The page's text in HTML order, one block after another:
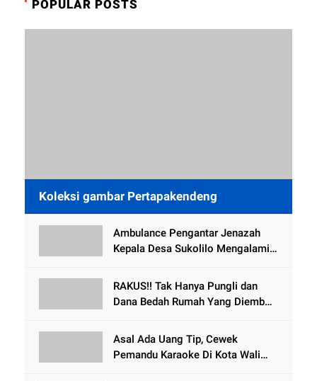
POPULAR POSTS
Koleksi gambar Pertapakendeng
Ambulance Pengantar Jenazah
Kepala Desa Sukolilo Mengalami
Meninggal Dunia
RAKUS!! Tak Hanya Pungli dan
Dana Bedah Rumah Yang Diembat,
Tlogowungu, di Duga
Selewengkan Bantuan Mushola
Asal Ada Uang Tip, Cewek
Pemandu Karaoke Di Kota Wali